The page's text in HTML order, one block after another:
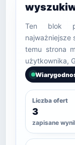
Ten blok
najważniejsze
temu strona
użytkownika,
Liczba ofert
3
zapisane